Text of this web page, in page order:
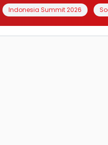
Indonesia Summit 2026